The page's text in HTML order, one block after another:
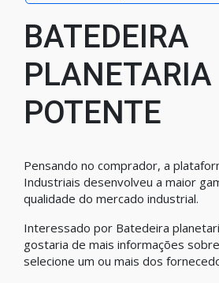
BATEDEIRA
PLANETARIA
POTENTE
Pensando no comprador, a
Industriais desenvolveu a maior
qualidade do mercado industrial.
Interessado por Batedeira
gostaria de mais informações
selecione um ou mais dos